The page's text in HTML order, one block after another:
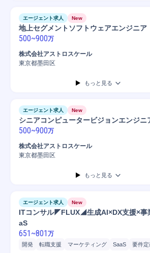
エージェント求人 New
地上セグメントソフトウェアエンジニア
500~900万
株式会社アストロスケール
東京都墨田区
もっと見る
エージェント求人 New
シニアコンピュータービジョンエンジニ
500~900万
株式会社アストロスケール
東京都墨田区
もっと見る
エージェント求人 New
ITコンサル◤FLUX◢生成AI×DX支援×事
aS
651 ~801 万
開発 転職支援 マーケティング SaaS 要件定